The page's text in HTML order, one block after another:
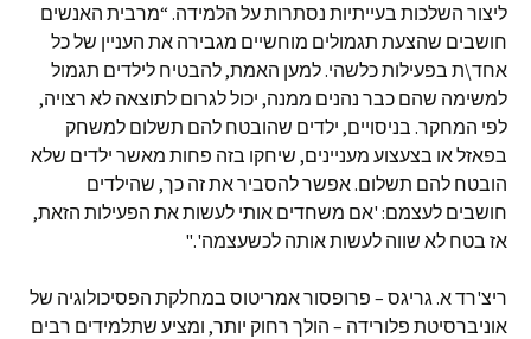
ליצור השלכות בעייתיות נסתרות על הלמידה. “מרבית האנשים
חושבים שהצעת תגמולים מוחשיים מגבירה את העניין של כל
אחד\ת בפעילות כלשהי. למען האמת, להבטיח לילדים תגמול
למשימה שהם כבר נהנים ממנה, יכול לגרום לתוצאה לא רצויה,
לפי המחקר. בניסויים, ילדים שהובטח להם תשלום למשחק
בפאזל או בצעצוע מעניינים, שיחקו בזה פחות מאשר ילדים שלא
הובטח להם תשלום. אפשר להסביר את זה כך, שהילדים
חושבים לעצמם: 'אם משחדים אותי לעשות את הפעילות הזאת,
אז בטח לא שווה לעשות אותה לכשעצמה'."
ריצ'רד א. גריגס – פרופסור אמריטוס במחלקת הפסיכולוגיה של
אוניברסיטת פלורידה – הולך רחוק יותר, ומציע שתלמידים רבים